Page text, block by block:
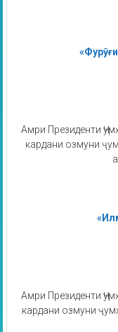
Амри Президенти
кардани озмуни
Амри Президенти
кардани озмуни